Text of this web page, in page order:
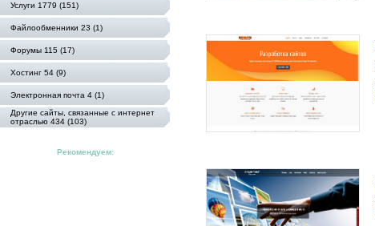
Услуги 1779 (151)
Файлообменники 23 (1)
Форумы 115 (17)
Хостинг 54 (9)
Электронная почта 4 (1)
Другие сайты, связанные с интернет
отраслью 434 (103)
Рекомендуем: